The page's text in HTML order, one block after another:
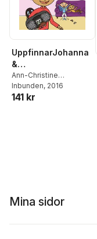
UppfinnarJohanna
&
skrämselmaskinen
Ann-Christine
Magnusson,Lovisa
Lesse
Inbunden, 2016
141 kr
Mina sidor